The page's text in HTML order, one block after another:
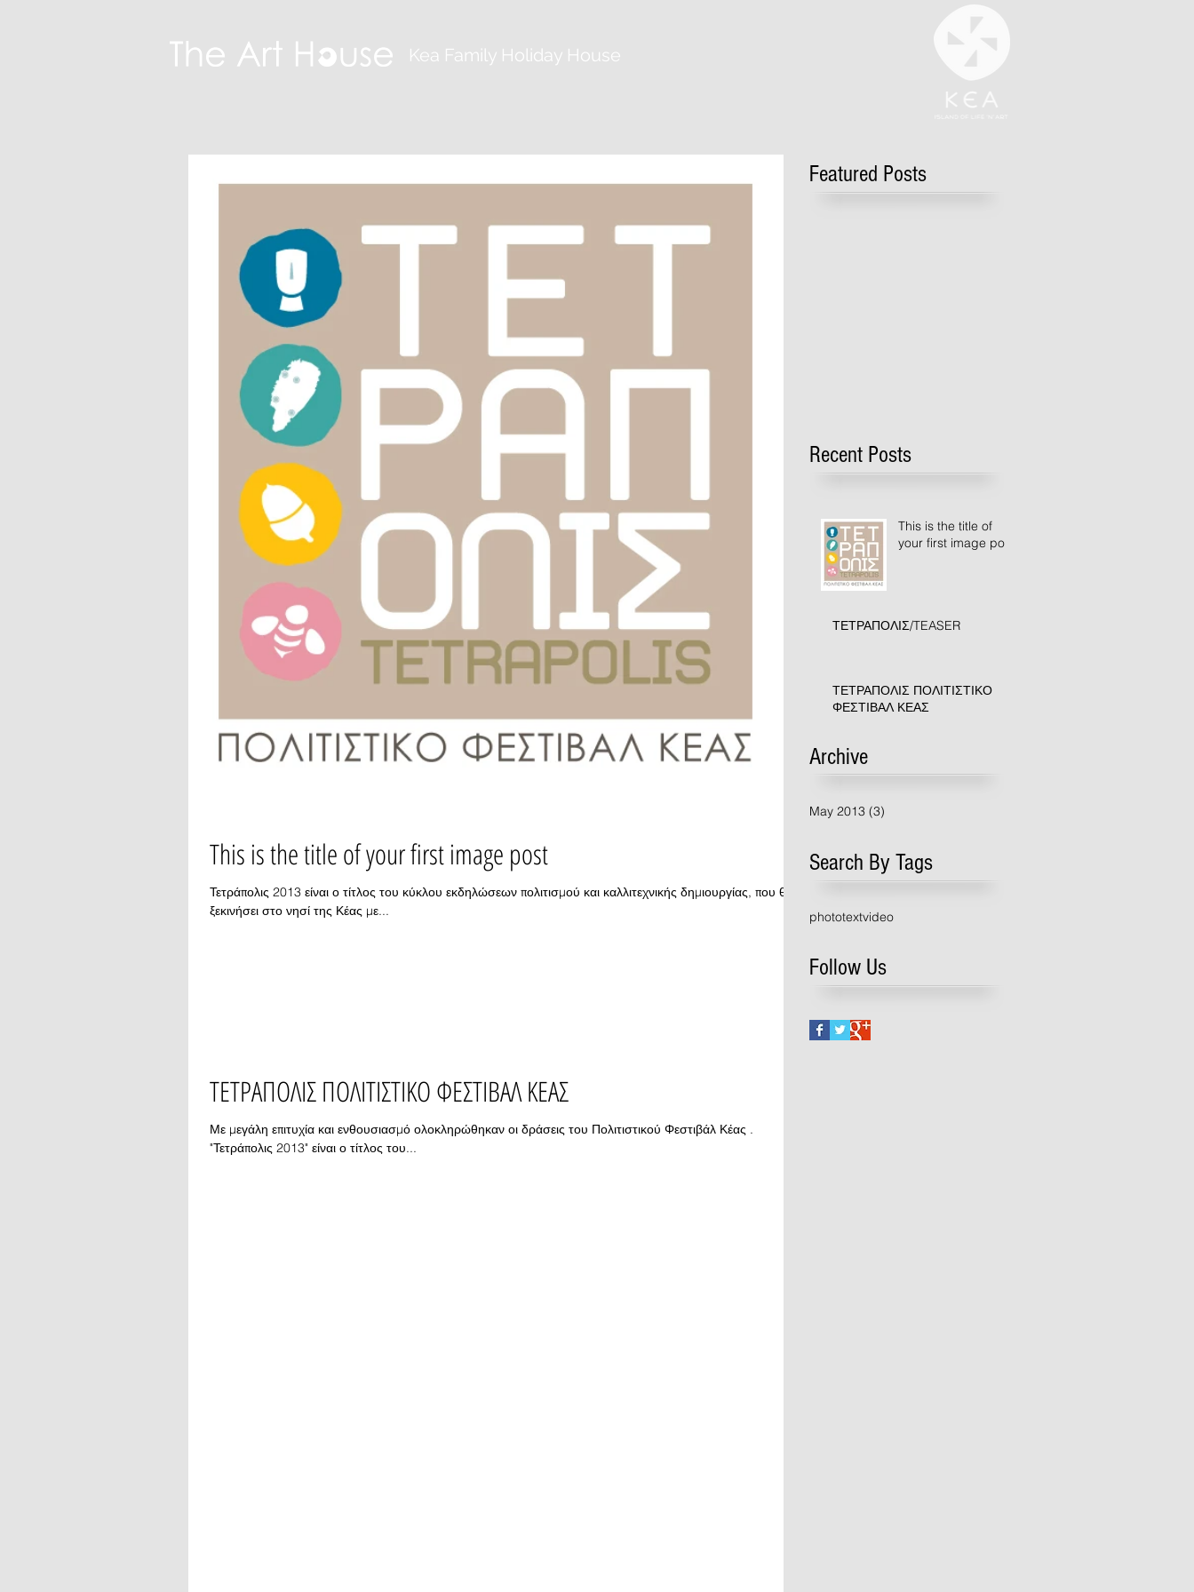
Kea Family Holiday House
This is the title of your first image post
Τετράπολις 2013 είναι ο τίτλος του κύκλου εκδηλώσεων πολιτισμού και καλλιτεχνικής δημιουργίας, που θα
ξεκινήσει στο νησί της Κέας με...
ΤΕΤΡΑΠΟΛΙΣ ΠΟΛΙΤΙΣΤΙΚΟ ΦΕΣΤΙΒΑΛ ΚΕΑΣ
Με μεγάλη επιτυχία και ενθουσιασμό ολοκληρώθηκαν οι δράσεις του Πολιτιστικού Φεστιβάλ Κέας .
"Τετράπολις 2013" είναι ο τίτλος του...
Featured Posts
Recent Posts
This is the title of
your first image post
ΤΕΤΡΑΠΟΛΙΣ/TEASER
ΤΕΤΡΑΠΟΛΙΣ ΠΟΛΙΤΙΣΤΙΚΟ
ΦΕΣΤΙΒΑΛ ΚΕΑΣ
Archive
May 2013 (3)
Search By Tags
phototextvideo
Follow Us